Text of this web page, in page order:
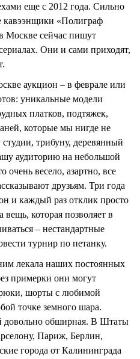
еще с 2012 года. Сильно
«Полиграф
Москве сейчас пишут
Они и сами приходят,
аукцион – в феврале или
уникальные модели
платков, подтяжек,
которые мы нигде не
трибуну, деревянный
аудиторию на небольшой
весело, азартно, все
друзьям. Три года
и каждый раз отклик просто
которая позволяет в
– нестандартные
турнир по петанку.
лекала наших постоянных
примерки они могут
шорты с любимой
точке земного шара.
довольно обширная. В Штаты
Париж, Берлин,
города от Калининграда